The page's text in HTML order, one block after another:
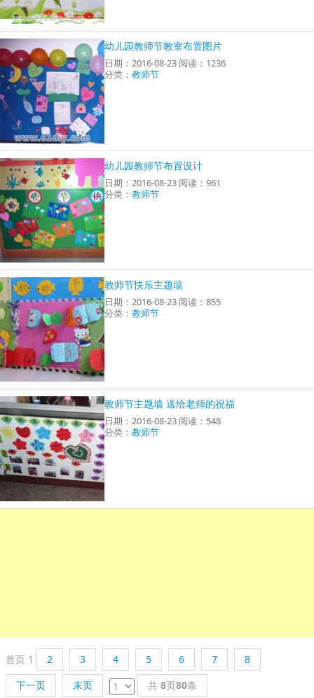
幼儿园教师节教室布置图片
日期：2016-08-23 阅读：1236
分类：教师节
幼儿园教师节布置设计
日期：2016-08-23 阅读：961
分类：教师节
教师节快乐主题墙
日期：2016-08-23 阅读：855
分类：教师节
教师节主题墙 送给老师的祝福
日期：2016-08-23 阅读：548
分类：教师节
首页 1 2 3 4 5 6 7
8
下一页
末页 共 8页80条